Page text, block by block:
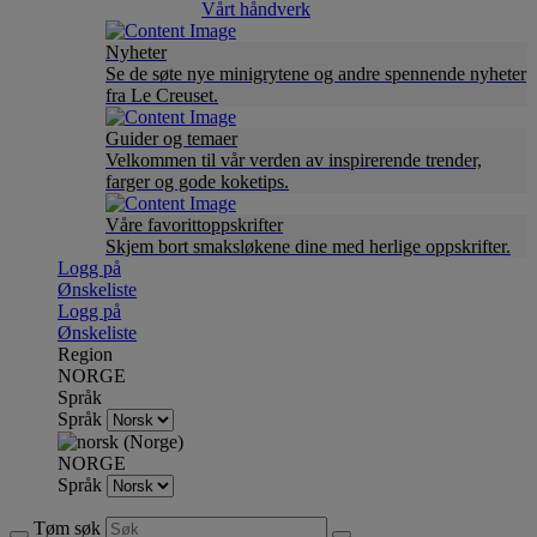
Vårt håndverk
Nyheter
Se de søte nye minigrytene og andre spennende nyheter
fra Le Creuset.
Guider og temaer
Velkommen til vår verden av inspirerende trender,
farger og gode koketips.
Våre favorittoppskrifter
Skjem bort smaksløkene dine med herlige oppskrifter.
Logg på
Ønskeliste
Logg på
Ønskeliste
Region
NORGE
Språk
Språk
NORGE
Språk
Tøm søk